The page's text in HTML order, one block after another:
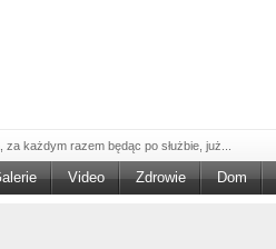
za każdym razem będąc po służbie, już...
„Wsparcie Organizacji Wolontariatu w NGO –
Video Zdrowie Dom